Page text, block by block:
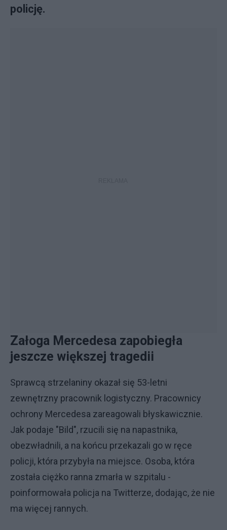
policję.
Załoga Mercedesa zapobiegła
jeszcze większej tragedii
Sprawcą strzelaniny okazał się 53-letni
zewnętrzny pracownik logistyczny. Pracownicy
ochrony Mercedesa zareagowali błyskawicznie.
Jak podaje "Bild", rzucili się na napastnika,
obezwładnili, a na końcu przekazali go w ręce
policji, która przybyła na miejsce. Osoba, która
została ciężko ranna zmarła w szpitalu -
poinformowała policja na Twitterze, dodając, że nie
ma więcej rannych.